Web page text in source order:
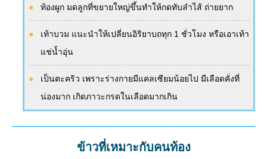
ท้องผูก มดลูกที่ขยายใหญ่ขึ้นทำให้กดทับลำไส้ ถ่ายยาก
เท้าบวม แนะนำให้เปลี่ยนอิริยาบถทุก 1 ชั่วโมง หรือเอาเท้า
แช่น้ำอุ่น
เป็นตะคริว เพราะร่างกายมีแคลเซียมน้อยไป มีเลือดคั่งที่
น่องมาก เกิดภาวะกรดในเลือดมากเกิน
ข้าวที่เหมาะกับคนท้อง